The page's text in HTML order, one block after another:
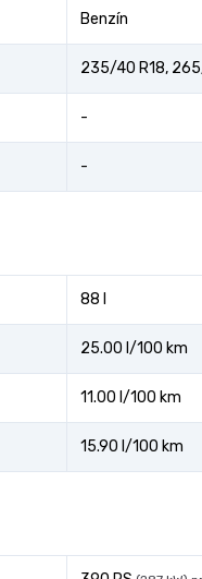
Benzín
235/40 R18,
-
-
88 l
25.00 l/100 km
11.00 l/100 km
15.90 l/100 km